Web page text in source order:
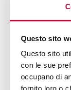
Questo sito
Questo sito
con le sue
occupano di
fornito loro o
brystone